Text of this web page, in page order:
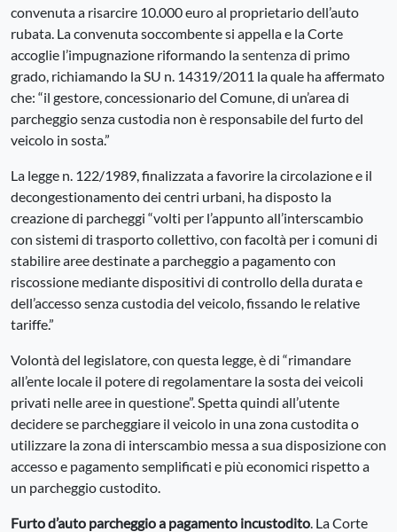
convenuta a risarcire 10.000 euro al proprietario dell’auto
rubata. La convenuta soccombente si appella e la Corte
accoglie l’impugnazione riformando lasentenzadi primo
grado, richiamando la SU n. 14319/2011 la quale ha affermato
che: “il gestore, concessionario del Comune, di un’area di
parcheggio senza custodia non è responsabile del furto del
veicolo in sosta.”
La legge n. 122/1989, finalizzata a favorire la circolazione e il
decongestionamento dei centri urbani, ha disposto la
creazione di parcheggi “volti per l’appunto all’interscambio
con sistemi di trasporto collettivo, con facoltà per i comuni di
stabilire aree destinate a parcheggio a pagamento con
riscossione mediante dispositivi di controllo della durata e
dell’accesso senza custodia del veicolo, fissando le relative
tariffe.”
Volontà del legislatore, con questa legge, è di “rimandare
all’ente locale il potere di regolamentare la sosta dei veicoli
privati nelle aree in questione”. Spetta quindi all’utente
decidere se parcheggiare il veicolo in una zona custodita o
utilizzare la zona di interscambio messa a sua disposizione con
accesso e pagamento semplificati e più economici rispetto a
un parcheggio custodito.
Furto d’auto parcheggio a pagamento incustodito . La Corte